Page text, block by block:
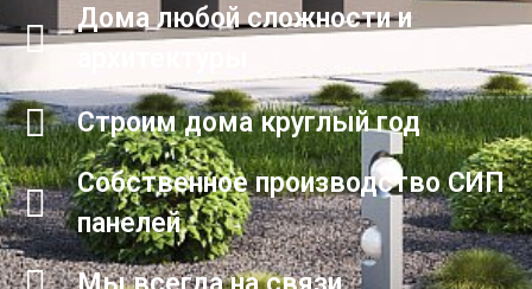
Дома любой сложности и
Строим дома круглый год
Собственное производство СИП
панелей